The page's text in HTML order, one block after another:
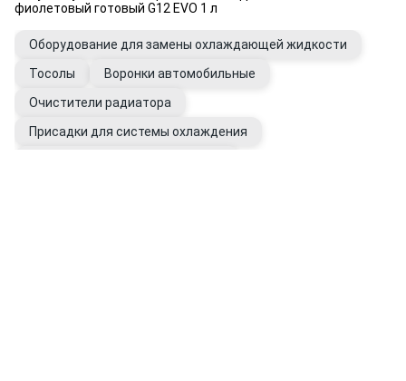
фиолетовый готовый G12 EVO 1 л
Оборудование для замены охлаждающей жидкости
Тосолы
Воронки автомобильные
Очистители радиатора
Присадки для системы охлаждения